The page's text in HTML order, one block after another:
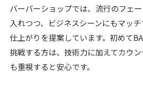
バーバーショップでは、流行のフェ
入れつつ、ビジネスシーンにもマッ
仕上がりを提案しています。初めて
挑戦する方は、技術力に加えてカウ
も重視すると安心です。